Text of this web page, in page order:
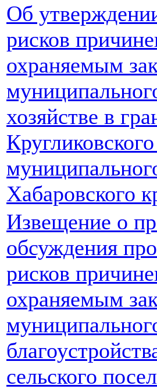
Об
рисков
охраняемым
хозяйстве в
Хабаровского
Извещение о
обсуждения
рисков
охраняемым
сельского